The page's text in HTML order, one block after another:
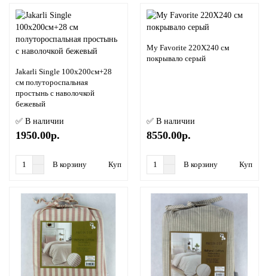
Jakarli Singlе 100х200см+28
см полутороспальная
простынь с наволочкой
бежевый
✅ В наличии
1950.00р.
В корзину Купить в 1 клик
My Favorite 220Х240 см
покрывало серый
✅ В наличии
8550.00р.
В корзину Купить